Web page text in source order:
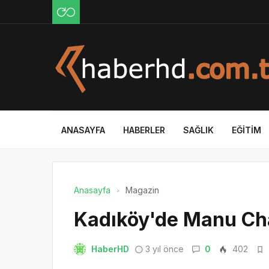
ANASAYFA HABERLER SAĞLIK EĞITIM
Anasayfa Magazin
Kadıköy'de Manu
HaberHD 3 yıl önce 0 402